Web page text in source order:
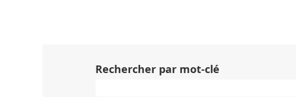
Rechercher par mot-clé